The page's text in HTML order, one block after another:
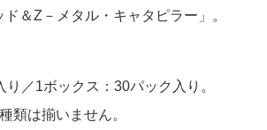
ド＆Z－メタル・キャタピラー」。
り／1ボックス：30パック入り。
類は揃いません。